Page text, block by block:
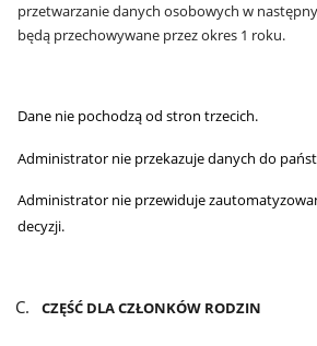
przetwarzanie danych osobowych w
będą przechowywane przez okres 1 roku.
Dane nie pochodzą od stron trzecich.
Administrator nie przekazuje danych do
Administrator nie przewiduje
decyzji.
CZĘŚĆ DLA CZŁONKÓW RODZIN